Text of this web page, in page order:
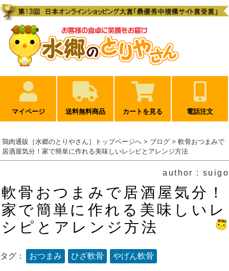
マイページ 送料無料商品 カートを見る 電話注文
鶏肉通販［水郷のとりやさん］トップページへ > ブログ > 軟骨おつまみで
居酒屋気分！家で簡単に作れる美味しいレシピとアレンジ方法
author : suigo
軟骨おつまみで居酒屋気分！
家で簡単に作れる美味しいレ
シピとアレンジ方法
タグ： おつまみ ひざ軟骨 やげん軟骨